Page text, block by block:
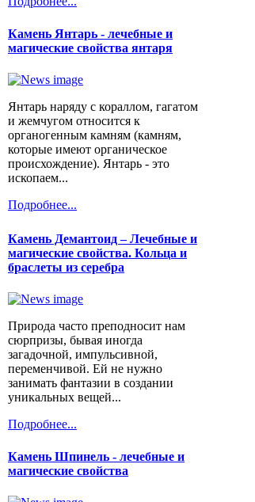
Камень Янтарь - лечебные и
магические свойства янтаря
Янтарь наряду с кораллом, гагатом
и жемчугом относится к
органогенным камням (камням,
которые имеют органическое
происхождение). Янтарь - это
ископаем...
Подробнее...
Камень Демантоид – Лечебные и
магические свойства. Кольца и
браслеты из серебра
Природа часто преподносит нам
сюрпризы, бывая иногда
загадочной, импульсивной,
переменчивой. Ей не нужно
занимать фантазии в создании
уникальных вещей...
Подробнее...
Камень Шпинель - лечебные и
магические свойства